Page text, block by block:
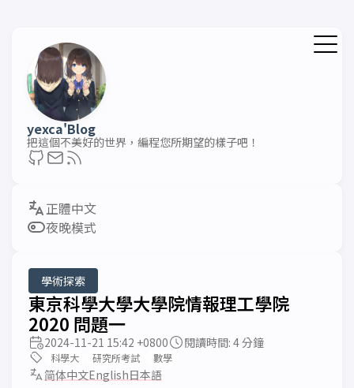
yexca'Blog
把這個不美好的世界，編程您所期望的樣子吧！
夜晚模式
學術探索
東京科學大學大學院情報理工學院
2020 問題一
2024-11-21 15:42 +0800 閱讀時間: 4 分鐘
科學大 研究所考試 數學
简体中文English日本語